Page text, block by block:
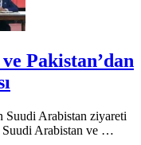
Pakistan’dan
Suudi Arabistan ziyareti
Suudi Arabistan ve …